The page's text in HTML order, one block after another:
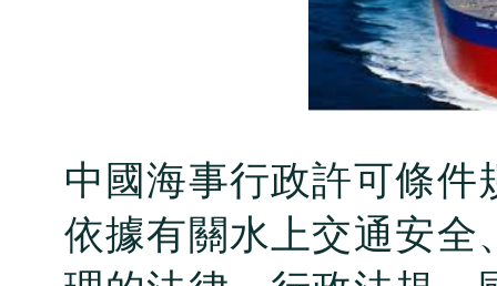
中國海事行政許可條
依據有關水上交通安全